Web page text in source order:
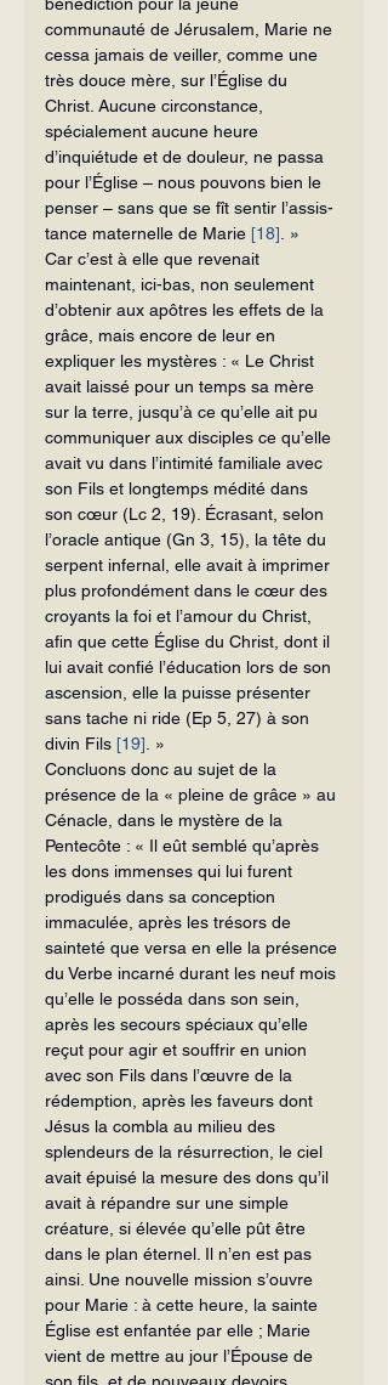
communauté de Jérusalem, Marie ne
cessa jamais de veiller, comme une
très douce mère, sur l’Église du
Christ. Au­cune circonstance,
spécialement aucune heure
d’inquiétude et de douleur, ne passa
pour l’Église – nous pouvons bien le
penser – sans que se fît sentir l’assis­
tance maternelle de Marie [18] . »
Car c’est à elle que revenait
maintenant, ici-bas, non seulement
d’obtenir aux apôtres les effets de la
grâce, mais encore de leur en
expliquer les mystères : « Le Christ
avait laissé pour un temps sa mère
sur la terre, jusqu’à ce qu’elle ait pu
communiquer aux disciples ce qu’elle
avait vu dans l’intimité familiale avec
son Fils et longtemps médité dans
son cœur (Lc 2, 19). Écrasant, selon
l’oracle an­tique (Gn 3, 15), la tête du
serpent infernal, elle avait à imprimer
plus profondé­ment dans le cœur des
croyants la foi et l’amour du Christ,
afin que cette Église du Christ, dont il
lui avait confié l’éducation lors de son
ascension, elle la puisse présenter
sans tache ni ride (Ep 5, 27) à son
divin Fils [19] . »
Concluons donc au sujet de la
présence de la « pleine de grâce » au
Cé­nacle, dans le mystère de la
Pentecôte : « Il eût semblé qu’après
les dons im­menses qui lui furent
prodigués dans sa conception
immaculée, après les trésors de
sainteté que versa en elle la présence
du Verbe incarné durant les neuf mois
qu’elle le posséda dans son sein,
après les secours spéciaux qu’elle
reçut pour agir et souffrir en union
avec son Fils dans l’œuvre de la
rédemption, après les faveurs dont
Jésus la combla au milieu des
splendeurs de la résurrection, le ciel
avait épuisé la mesure des dons qu’il
avait à répandre sur une simple
créature, si élevée qu’elle pût être
dans le plan éternel. Il n’en est pas
ainsi. Une nouvelle mission s’ouvre
pour Marie : à cette heure, la sainte
Église est enfantée par elle ; Marie
vient de mettre au jour l’Épouse de
son fils, et de nouveaux devoirs